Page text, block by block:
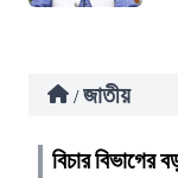
/ জাতীয়
বিচার বিভাগের